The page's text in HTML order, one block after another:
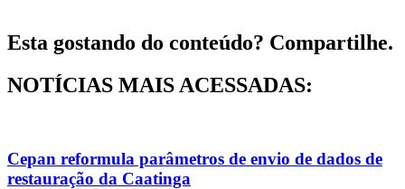
Esta gostando do conteúdo? Compartilhe.
NOTÍCIAS MAIS ACESSADAS:
Cepan reformula parâmetros de envio de dados de
restauração da Caatinga